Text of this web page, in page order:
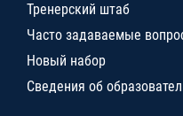
Тренерский штаб
Часто задаваемые
Новый набор
Сведения об